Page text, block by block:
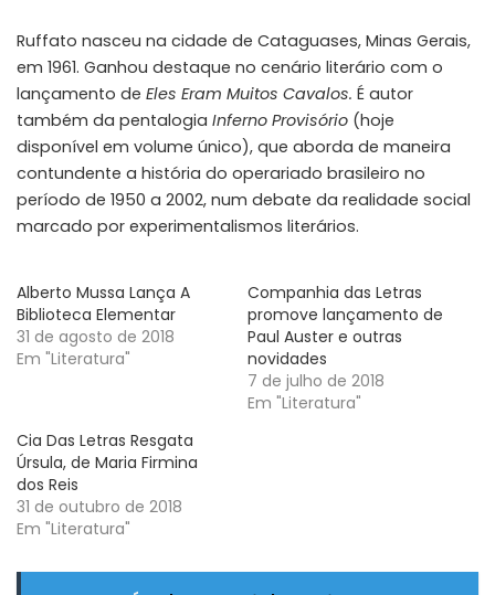
Ruffato nasceu na cidade de Cataguases, Minas Gerais,
em 1961. Ganhou destaque no cenário literário com o
lançamento de Eles Eram Muitos Cavalos. É autor
também da pentalogia Inferno Provisório (hoje
disponível em volume único), que aborda de maneira
contundente a história do operariado brasileiro no
período de 1950 a 2002, num debate da realidade social
marcado por experimentalismos literários.
Alberto Mussa Lança A
Biblioteca Elementar
31 de agosto de 2018
Em "Literatura"
Companhia das Letras
promove lançamento de
Paul Auster e outras
novidades
7 de julho de 2018
Em "Literatura"
Cia Das Letras Resgata
Úrsula, de Maria Firmina
dos Reis
31 de outubro de 2018
Em "Literatura"